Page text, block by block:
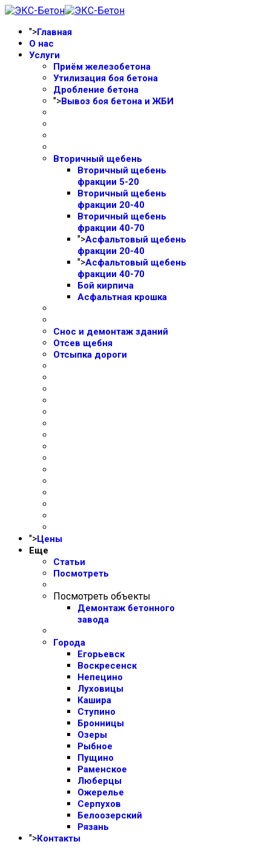
">Главная
О нас
Услуги
Приём железобетона
Утилизация боя бетона
Дробление бетона
">Вывоз боя бетона и ЖБИ
Вторичный щебень
Вторичный щебень
фракции 5-20
Вторичный щебень
фракции 20-40
Вторичный щебень
фракции 40-70
">Асфальтовый щебень
фракции 20-40
">Асфальтовый щебень
фракции 40-70
Бой кирпича
Асфальтная крошка
Снос и демонтаж зданий
Отсев щебня
Отсыпка дороги
">Цены
Еще
Статьи
Посмотреть
Посмотреть объекты
Демонтаж бетонного
завода
Города
Егорьевск
Воскресенск
Непецино
Луховицы
Кашира
Ступино
Бронницы
Озеры
Рыбное
Пущино
Раменское
Люберцы
Ожерелье
Серпухов
Белоозерский
Рязань
">Контакты